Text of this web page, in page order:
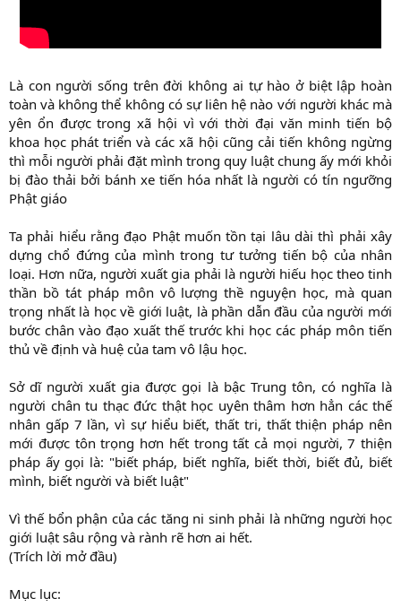
Là con người sống trên đời không ai tự hào ở biệt lập hoàn
toàn và không thể không có sự liên hệ nào với người khác mà
yên ổn được trong xã hội vì với thời đại văn minh tiến bộ
khoa học phát triển và các xã hội cũng cải tiến không ngừng
thì mỗi người phải đặt mình trong quy luật chung ấy mới khỏi
bị đào thải bởi bánh xe tiến hóa nhất là người có tín ngưỡng
Phật giáo
Ta phải hiểu rằng đạo Phật muốn tồn tại lâu dài thì phải xây
dựng chổ đứng của mình trong tư tưởng tiến bộ của nhân
loại. Hơn nữa, người xuất gia phải là người hiếu học theo tinh
thần bồ tát pháp môn vô lượng thề nguyện học, mà quan
trọng nhất là học về giới luật, là phần dẫn đầu của người mới
bước chân vào đạo xuất thế trước khi học các pháp môn tiến
thủ về định và huệ của tam vô lậu học.
Sở dĩ người xuất gia được gọi là bậc Trung tôn, có nghĩa là
người chân tu thạc đức thật học uyên thâm hơn hẳn các thế
nhân gấp 7 lần, vì sự hiểu biết, thất tri, thất thiện pháp nên
mới được tôn trọng hơn hết trong tất cả mọi người, 7 thiện
pháp ấy gọi là: "biết pháp, biết nghĩa, biết thời, biết đủ, biết
mình, biết người và biết luật"
Vì thế bổn phận của các tăng ni sinh phải là những người học
giới luật sâu rộng và rành rẽ hơn ai hết.
(Trích lời mở đầu)
Mục lục: